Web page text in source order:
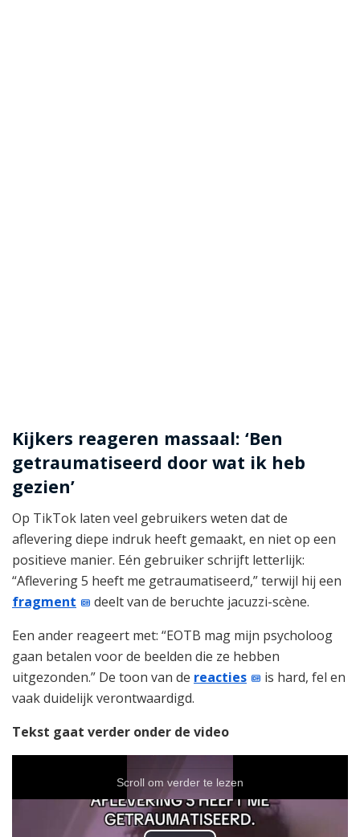
Kijkers reageren massaal: ‘Ben
getraumatiseerd door wat ik heb
gezien’
Op TikTok laten veel gebruikers weten dat de
aflevering diepe indruk heeft gemaakt, en niet op een
positieve manier. Eén gebruiker schrijft letterlijk:
“Aflevering 5 heeft me getraumatiseerd,” terwijl hij een
fragment
deelt van de beruchte jacuzzi-scène.
Een ander reageert met: “EOTB mag mijn psycholoog
gaan betalen voor de beelden die ze hebben
uitgezonden.” De toon van de reacties
is hard, fel en
vaak duidelijk verontwaardigd.
Tekst gaat verder onder de video
Scroll om verder te lezen